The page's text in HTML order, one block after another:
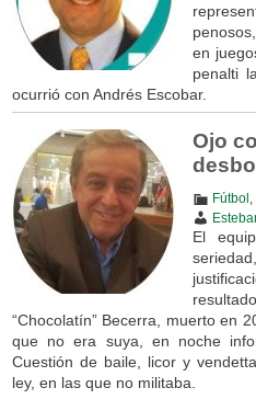
en
penalti
ocurrió con Andrés Escobar.
Ojo
Fútbol
El
“Chocolatín” Becerra, muerto en
que no era suya, en noche
Cuestión de baile, licor y
ley, en las que no militaba.